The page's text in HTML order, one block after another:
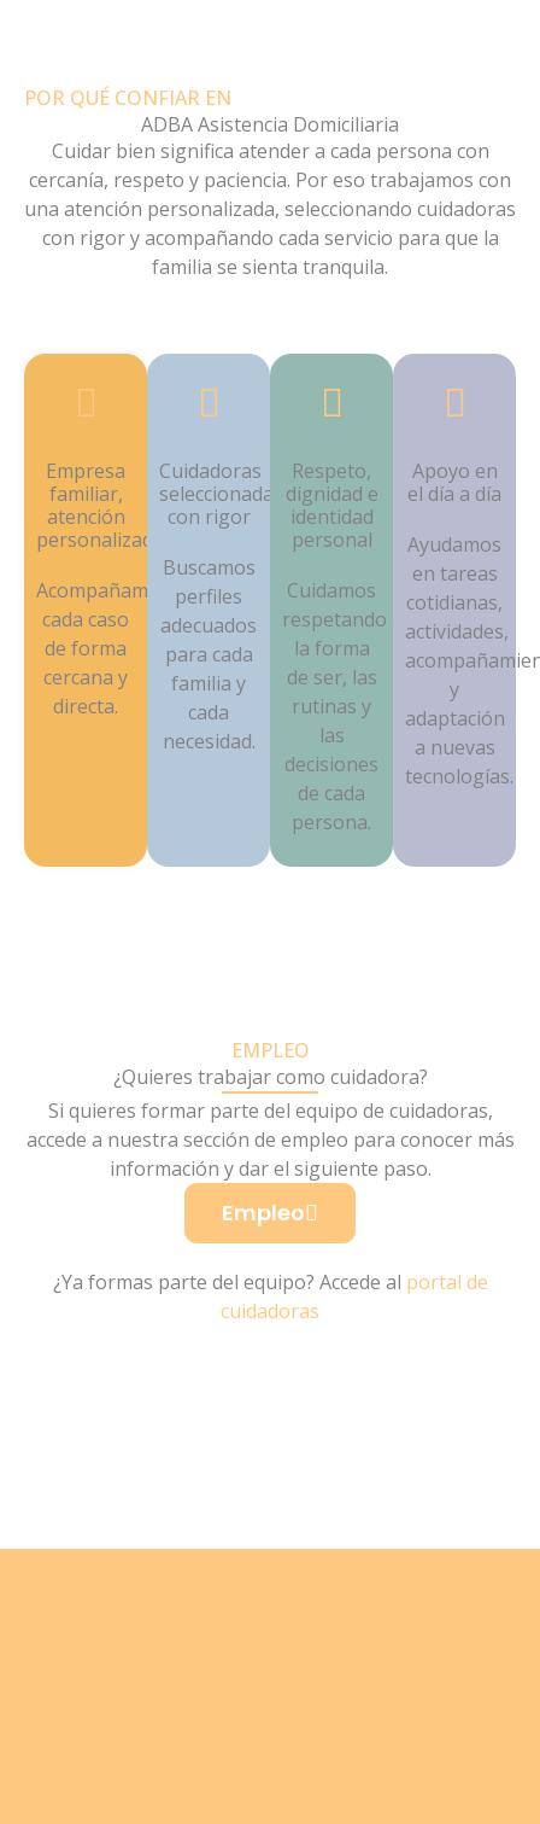
POR QUÉ CONFIAR EN
ADBA Asistencia Domiciliaria
Cuidar bien significa atender a cada persona con
cercanía, respeto y paciencia. Por eso trabajamos con
una atención personalizada, seleccionando cuidadoras
con rigor y acompañando cada servicio para que la
familia se sienta tranquila.
Empresa
familiar,
atención
personalizada
Acompañamos
cada caso
de forma
cercana y
directa.
Cuidadoras
seleccionadas
con rigor
Buscamos
perfiles
adecuados
para cada
familia y
cada
necesidad.
Respeto,
dignidad e
identidad
personal
Cuidamos
respetando
la forma
de ser, las
rutinas y
las
decisiones
de cada
persona.
Apoyo en
el día a día
Ayudamos
en tareas
cotidianas,
actividades,
y
adaptación
a nuevas
tecnologías.
EMPLEO
¿Quieres trabajar como cuidadora?
Si quieres formar parte del equipo de cuidadoras,
accede a nuestra sección de empleo para conocer más
información y dar el siguiente paso.
Empleo
¿Ya formas parte del equipo? Accede al portal de
cuidadoras